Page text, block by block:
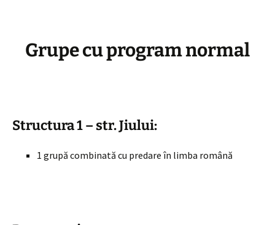
Grupe cu program normal
Structura 1 – str. Jiului:
1 grupă combinată cu predare în limba română